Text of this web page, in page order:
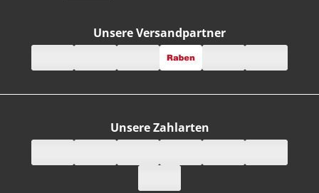
Unsere Zahlarten
Unsere Versandpartner